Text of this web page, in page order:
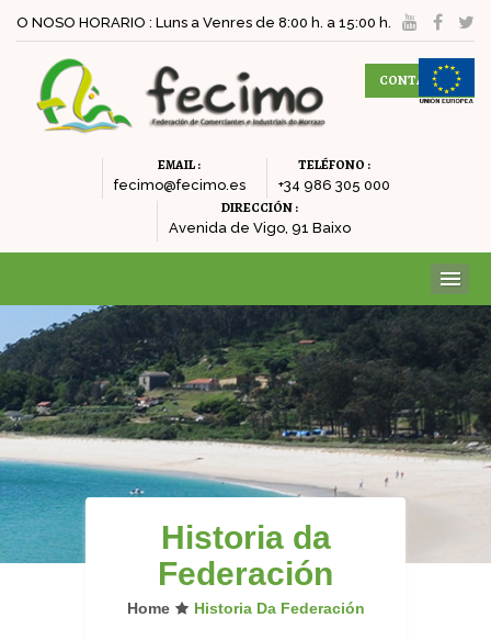
O NOSO HORARIO : Luns a Venres de 8:00 h. a 15:00 h.
CONTACTAR
EMAIL :
fecimo@fecimo.es
TELÉFONO :
+34 986 305 000
DIRECCIÓN :
Avenida de Vigo, 91 Baixo
Historia da
Federación
Home Historia Da Federación